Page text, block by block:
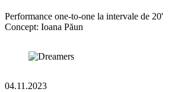
Performance one-to-one la intervale de 20'
Concept: Ioana Păun
04.11.2023